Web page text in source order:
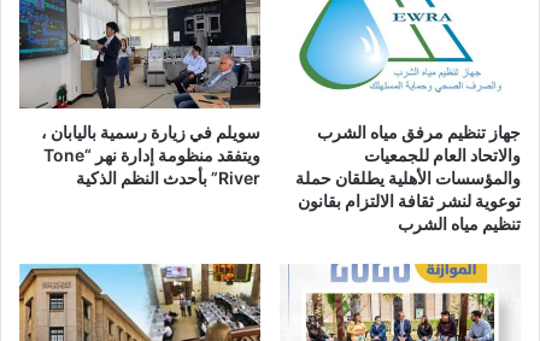
جهاز تنظيم مرفق مياه الشرب
والاتحاد العام للجمعيات
والمؤسسات الأهلية يطلقان حملة
توعوية لنشر ثقافة الالتزام بقانون
تنظيم مياه الشرب
سويلم في زيارة رسمية باليابان ،
ويتفقد منظومة إدارة نهر “Tone
River” بأحدث النظم الذكية